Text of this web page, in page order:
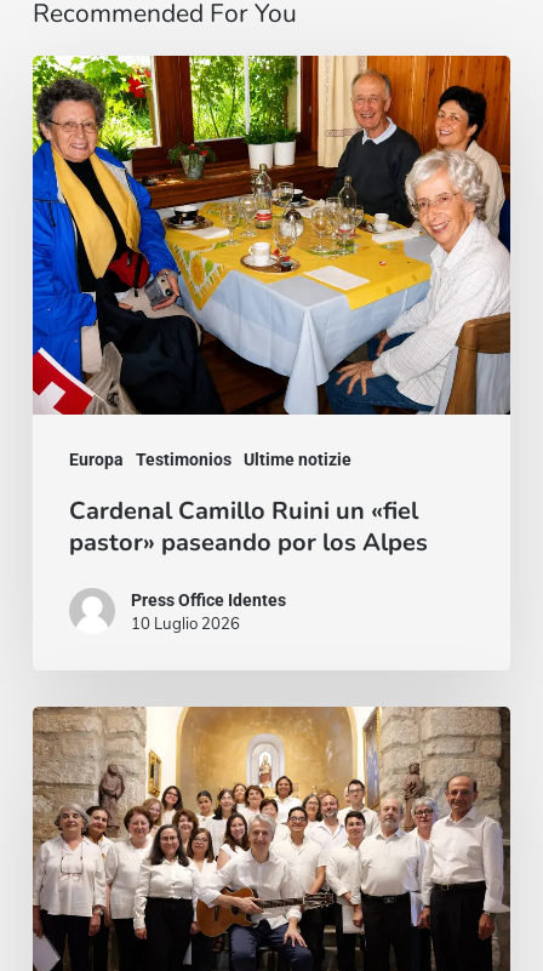
Recommended For You
Europa Testimonios Ultime notizie
Cardenal
Camillo
Ruini
un
«fiel
pastor»
paseando
por
los
Alpes
Cardenal Camillo Ruini un «fiel
pastor» paseando por los Alpes
Press Office Identes
10 Luglio 2026
La
voz
que
une:
nace
la
Coral